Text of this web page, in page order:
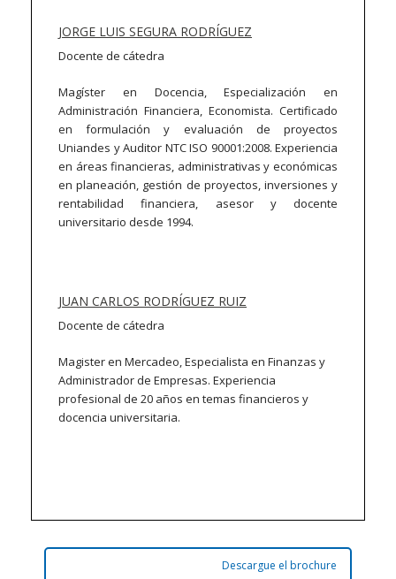
JORGE LUIS SEGURA RODRÍGUEZ
Docente de cátedra
Magíster en Docencia, Especialización en
Administración Financiera, Economista. Certificado
en formulación y evaluación de proyectos
Uniandes y Auditor NTC ISO 90001:2008. Experiencia
en áreas financieras, administrativas y económicas
en planeación, gestión de proyectos, inversiones y
rentabilidad financiera, asesor y docente
universitario desde 1994.
JUAN CARLOS RODRÍGUEZ RUIZ
Docente de cátedra
Magister en Mercadeo, Especialista en Finanzas y
Administrador de Empresas. Experiencia
profesional de 20 años en temas financieros y
docencia universitaria.
Descargue el brochure